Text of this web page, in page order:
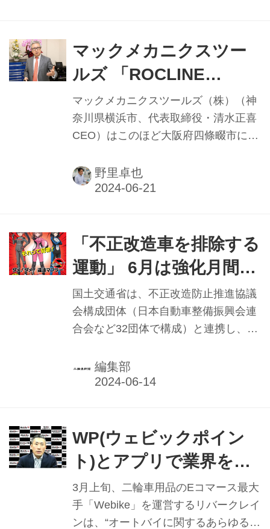
マックメカニクスツー
ルズ 「ROCLINE
GARAGE」誕生 「サー
ビス体制を整え、ブラ
ンドを創っていく」
マックメカニクスツールズ（株）（神
奈川県横浜市、代表取締役・清水正喜
CEO）はこのほど大阪府四條畷市に、
商品を一挙に集約した「ROCLINE
GARAGE」（ロクリンガレージ）をオ
アに向けた販売も兼ねており、今後は
同ガレージを拠点に周辺地域や近畿エ
リアに向けてMAC TOOLS銘柄を中心
に訴求していくという。
野里卓也
「不正改造車を排除する
運動」 6月は強化月間／
国交省
国土交通省は、不正改造防止推進協議
会構成団体（日本自動車整備振興会連
合会など32団体で構成）と連携し、5
農林水産省、警察庁）の後援と2機関
（自動車技術総合機構、軽自動車検査
一環で、今年も各地方運輸局等が定め
る「強化月間」が6月の1カ月間（内閣
府沖縄総合事務局は10月の1カ月間）
にわたり展開中だ。期間中には啓発活
動や街頭検査、情報収集などにより、
違法マフラーなど不正改造車の排除を
編集部
WP(ウェビックポイン
ト)とアプリで業界を活
性化 Webike㊦
3月上旬、二輪車用品のEコマース最大
手「Webike」を運営するリバークレイ
ンは、“オートバイに関するあらゆるサ